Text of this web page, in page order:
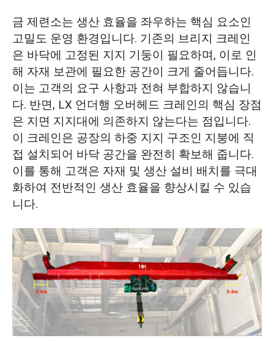
금 제련소는 생산 효율을 좌우하는 핵심 요소인
고밀도 운영 환경입니다. 기존의 브리지 크레인
은 바닥에 고정된 지지 기둥이 필요하며, 이로 인
해 자재 보관에 필요한 공간이 크게 줄어듭니다.
이는 고객의 요구 사항과 전혀 부합하지 않습니
다. 반면, LX 언더행 오버헤드 크레인의 핵심 장점
은 지면 지지대에 의존하지 않는다는 점입니다.
이 크레인은 공장의 하중 지지 구조인 지붕에 직
접 설치되어 바닥 공간을 완전히 확보해 줍니다.
이를 통해 고객은 자재 및 생산 설비 배치를 극대
화하여 전반적인 생산 효율을 향상시킬 수 있습
니다.